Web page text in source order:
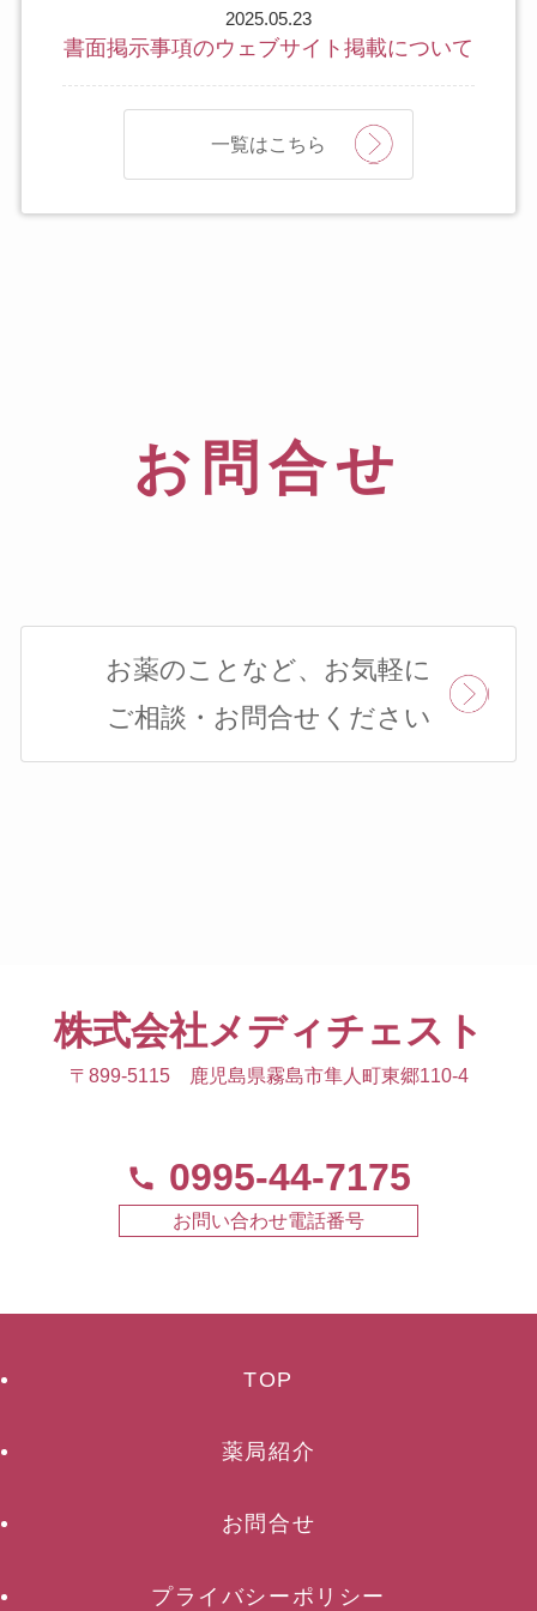
書面掲示事項のウェブサイト掲載について
2025.05.23
一覧はこちら
お問合せ
お薬のことなど、お気軽に
ご相談・お問合せください
株式会社メディチェスト
〒899-5115 鹿児島県霧島市隼人町東郷110-4
0995-44-7175
お問い合わせ電話番号
TOP
薬局紹介
お問合せ
プライバシーポリシー